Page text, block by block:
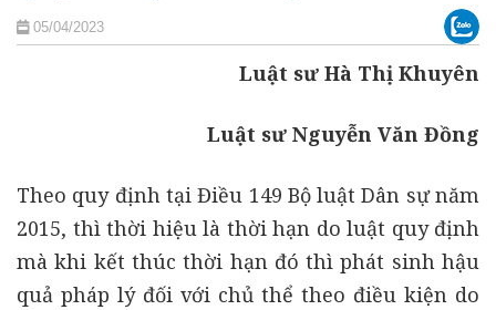
05/04/2023
Luật sư Hà Thị Khuyên
Luật sư Nguyễn Văn Đồng
Theo quy định tại Điều 149 Bộ luật Dân sự năm
2015, thì thời hiệu là thời hạn do luật quy định
mà khi kết thúc thời hạn đó thì phát sinh hậu
quả pháp lý đối với chủ thể theo điều kiện do